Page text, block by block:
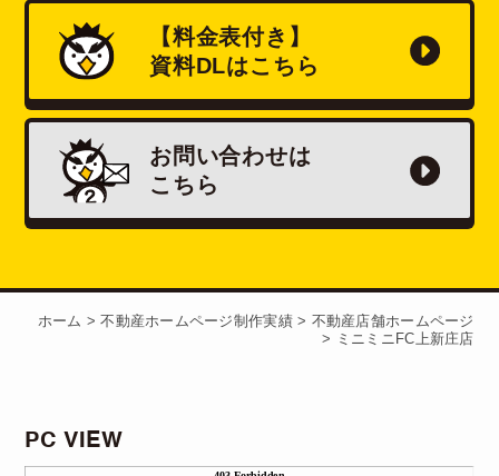
【料金表付き】
資料DLはこちら
お問い合わせは
こちら
ホーム >不動産ホームページ制作実績> 不動産店舗ホームページ
> ミニミニFC上新庄店
PC VIEW